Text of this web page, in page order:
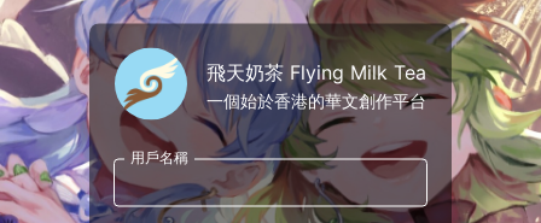
飛天奶茶 Flying Milk Tea
一個始於香港的華文創作平台
用戶名稱